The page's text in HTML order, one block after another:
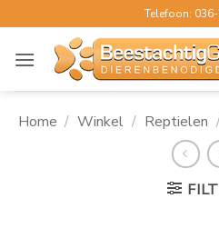
naar
inhoud
Telefoon:
Home / Winkel / Reptielen